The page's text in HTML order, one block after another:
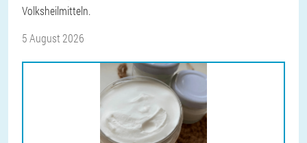
Volksheilmitteln.
5 August 2026